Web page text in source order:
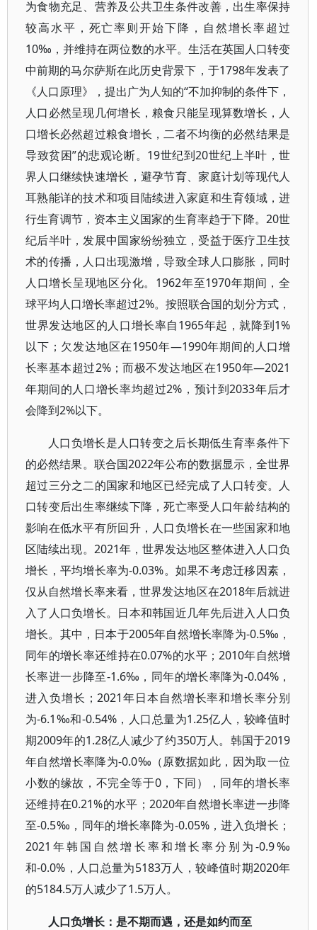
为食物充足、营养及公共卫生条件改善，出生率保持
较高水平，死亡率则开始下降，自然增长率超过
10‰，并维持在两位数的水平。生活在英国人口转变
中前期的马尔萨斯在此历史背景下，于1798年发表了
《人口原理》，提出广为人知的“不加抑制的条件下，
人口必然呈现几何增长，粮食只能呈现算数增长，人
口增长必然超过粮食增长，二者不均衡的必然结果是
导致贫困”的悲观论断。19世纪到20世纪上半叶，世
界人口继续快速增长，避孕节育、家庭计划等现代人
耳熟能详的技术和项目陆续进入家庭和生育领域，进
行生育调节，资本主义国家的生育率趋于下降。20世
纪后半叶，发展中国家纷纷独立，受益于医疗卫生技
术的传播，人口出现激增，导致全球人口膨胀，同时
人口增长呈现地区分化。1962年至1970年期间，全
球平均人口增长率超过2%。按照联合国的划分方式，
世界发达地区的人口增长率自1965年起，就降到1%
以下；欠发达地区在1950年—1990年期间的人口增
长率基本超过2%；而极不发达地区在1950年—2021
年期间的人口增长率均超过2%，预计到2033年后才
会降到2%以下。
人口负增长是人口转变之后长期低生育率条件下
的必然结果。联合国2022年公布的数据显示，全世界
超过三分之二的国家和地区已经完成了人口转变。人
口转变后出生率继续下降，死亡率受人口年龄结构的
影响在低水平有所回升，人口负增长在一些国家和地
区陆续出现。2021年，世界发达地区整体进入人口负
增长，平均增长率为-0.03%。如果不考虑迁移因素，
仅从自然增长率来看，世界发达地区在2018年后就进
入了人口负增长。日本和韩国近几年先后进入人口负
增长。其中，日本于2005年自然增长率降为-0.5‰，
同年的增长率还维持在0.07%的水平；2010年自然增
长率进一步降至-1.6‰，同年的增长率降为-0.04%，
进入负增长；2021年日本自然增长率和增长率分别
为-6.1‰和-0.54%，人口总量为1.25亿人，较峰值时
期2009年的1.28亿人减少了约350万人。韩国于2019
年自然增长率降为-0.0‰（原数据如此，因为取一位
小数的缘故，不完全等于0，下同），同年的增长率
还维持在0.21%的水平；2020年自然增长率进一步降
至-0.5‰，同年的增长率降为-0.05%，进入负增长；
2021年韩国自然增长率和增长率分别为-0.9‰
和-0.0%，人口总量为5183万人，较峰值时期2020年
的5184.5万人减少了1.5万人。
人口负增长：是不期而遇，还是如约而至